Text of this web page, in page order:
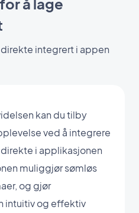
integrert i appen
kan du tilby
ved å integrere
i applikasjonen
muliggjør sømløs
og gjør
intuitiv og effektiv